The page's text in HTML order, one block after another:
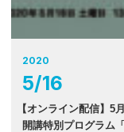
2020
5/16
【オンライン配信】5
開講特別プログラム